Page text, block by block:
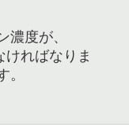
濃度が、
ればなりま
。